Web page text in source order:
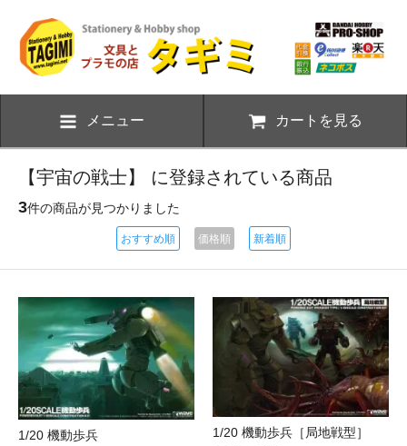
メニュー カートを見る
【宇宙の戦士】 に登録されている商品
3件の商品が見つかりました
おすすめ順 価格順 新着順
1/20 機動歩兵
1/20 機動歩兵［局地戦型］